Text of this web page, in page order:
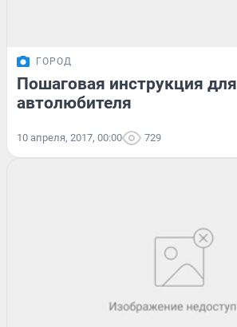
ГОРОД
Пошаговая инструкция для
автолюбителя
10 апреля, 2017, 00:00 729